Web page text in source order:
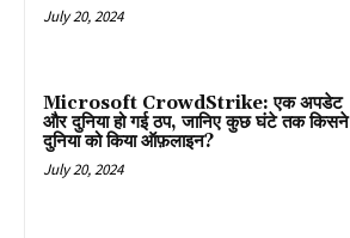
July 20, 2024
Microsoft CrowdStrike: एक अपडेट
और दुनिया हो गई ठप, जानिए कुछ घंटे तक किसने
दुनिया को किया ऑफ़लाइन?
July 20, 2024